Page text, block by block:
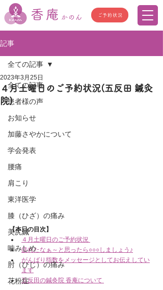
香庵 かのん ご予約状況
記事
全ての記事
患者様の声
お知らせ
加藤さやかについて
学会発表
腰痛
肩こり
東洋医学
膝（ひざ）の痛み
美尻鍼
噛みしめ
肘（ひじ）の痛み
花粉症
全ての記事
４月土曜日のご予約状況(五反田 鍼灸
院)
2023年3月25日
【本日の目次】
４月土曜日のご予約状況
疲れたなぁ～と思ったら○○○しましょう♪
がんばり指数をメッセージとしてお伝えしてい
ます
五反田の鍼灸院 香庵について